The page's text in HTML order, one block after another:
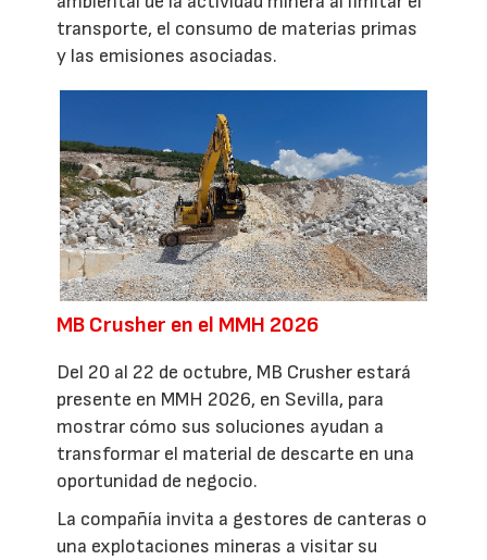
transporte, el consumo de materias primas
y las emisiones asociadas.
MB Crusher en el MMH 2026
Del 20 al 22 de octubre, MB Crusher estará
presente en MMH 2026, en Sevilla, para
mostrar cómo sus soluciones ayudan a
transformar el material de descarte en una
oportunidad de negocio.
La compañía invita a gestores de canteras o
una explotaciones mineras a visitar su